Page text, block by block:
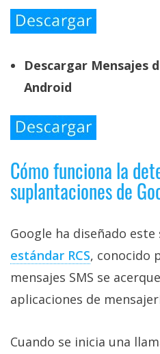
Descargar Mensajes
Android
Cómo funciona la
suplantaciones de
Google ha diseñado
estándar RCS‎, conocido
mensajes SMS se
aplicaciones de
Cuando se inicia una